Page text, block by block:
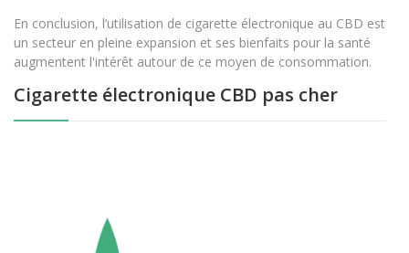
Cigarette électronique CBD pas cher
En conclusion, l’utilisation de cigarette électronique au CBD est
un secteur en pleine expansion et ses bienfaits pour la santé
augmentent l'intérêt autour de ce moyen de consommation.